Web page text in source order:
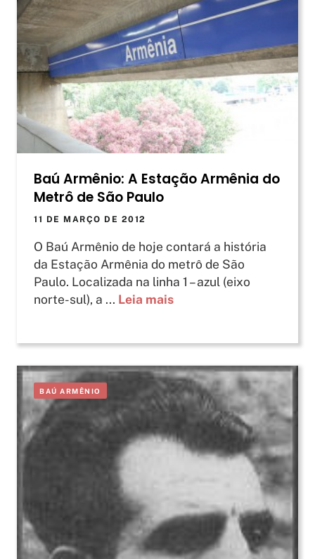
Baú Armênio: A Estação Armênia do
Metrô de São Paulo
11 DE MARÇO DE 2012
O Baú Armênio de hoje contará a história
da Estação Armênia do metrô de São
Paulo. Localizada na linha 1 – azul (eixo
norte-sul), a ... Leia mais
BAÚ ARMÊNIO